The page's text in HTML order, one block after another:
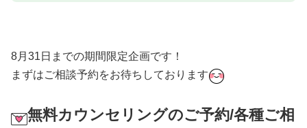
8月31日までの期間限定企画です！
まずはご相談予約をお待ちしております
無料カウンセリングのご予約/各種ご相